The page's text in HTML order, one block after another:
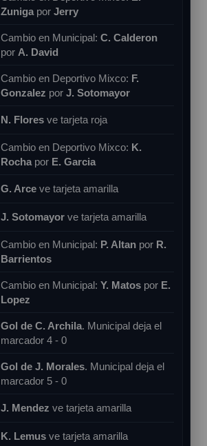
Zuniga por Jerry
Cambio en Municipal: C. Calderon
por A. David
Cambio en Deportivo Mixco: F.
Gonzalez por J. Sotomayor
N. Flores ve tarjeta roja
Cambio en Deportivo Mixco: K.
Rocha por E. Garcia
G. Arce ve tarjeta amarilla
J. Sotomayor ve tarjeta amarilla
Cambio en Municipal: P. Altan por R.
Barrientos
Cambio en Municipal: Y. Matos por E.
Lopez
Gol de C. Archila. Municipal deja el
marcador 4 - 0
Gol de J. Morales. Municipal deja el
marcador 5 - 0
J. Mendez ve tarjeta amarilla
K. Lemus ve tarjeta amarilla